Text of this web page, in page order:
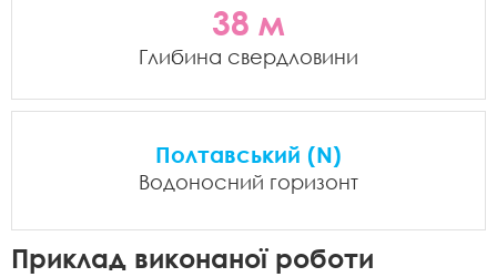
Приклад виконаної роботи
38 м
Глибина свердловини
Полтавський (N)
Водоносний горизонт